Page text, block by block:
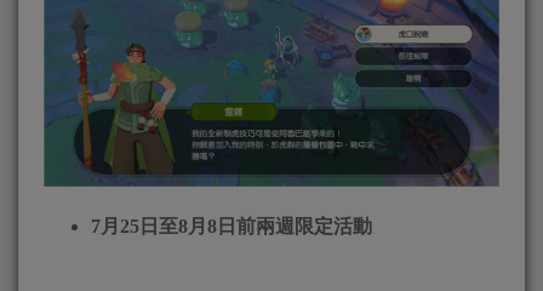
7月25日至8月8日前兩週限定活動